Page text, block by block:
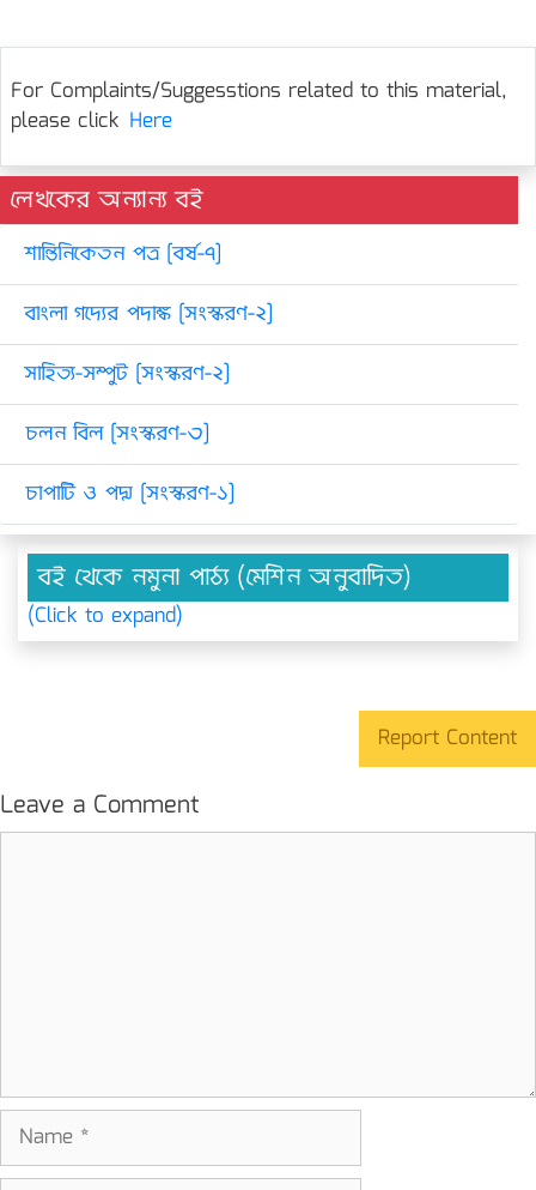
For Complaints/Suggesstions related to this material,
please click Here
লেখকের অন্যান্য বই
শান্তিনিকেতন পত্র [বর্ষ-৭]
বাংলা গদ্যের পদাঙ্ক [সংস্করণ-২]
সাহিত্য-সম্পুট [সংস্করণ-২]
চলন বিল [সংস্করণ-৩]
চাপাটি ও পদ্ম [সংস্করণ-১]
বই থেকে নমুনা পাঠ্য (মেশিন অনুবাদিত)
(Click to expand)
Report Content
Leave a Comment
Name